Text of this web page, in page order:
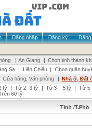
Đăng nhập Đăng ký
Đăng
| An Giang | Chọn tỉnh thành
Sa | Liên Chiểu |
Chọn quận
Cửa hàng, Văn phòng | Nhà ở, Đất
tỷ | Từ 2 -3 tỷ | Từ 3 – 5 tỷ | Từ 5
60 tỷ
Tỉnh /T.Phố